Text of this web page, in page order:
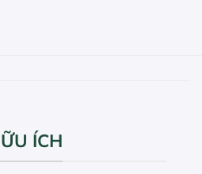
ÍCH